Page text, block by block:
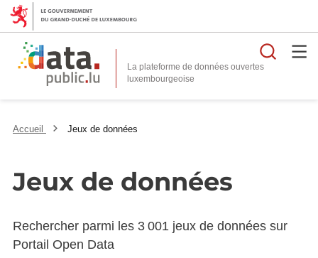
La plateforme de données ouvertes
Accueil Jeux de données
Jeux de données
Rechercher parmi les 3 001 jeux de données sur
Portail Open Data